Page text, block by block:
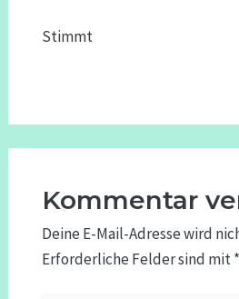
Stimmt
Kommentar
Deine E-Mail-Adresse wird
Erforderliche Felder sind mit*